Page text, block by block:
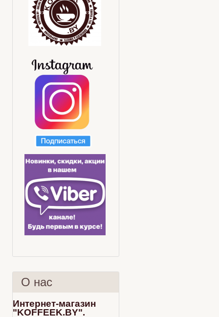
Немецкий кофе
О нас
Интернет-магазин
"KOFFEEK.BY".